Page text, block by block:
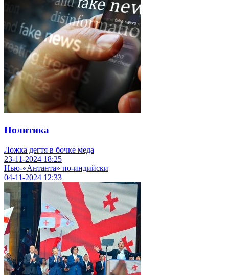
Политика
Ложка дегтя в бочке меда
23-11-2024 18:25
Нью-«Антанта» по-индийски
04-11-2024 12:33